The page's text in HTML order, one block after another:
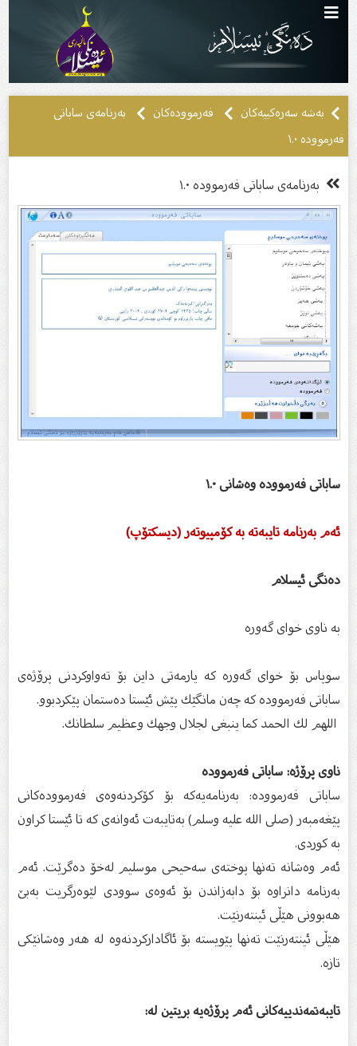
بەشە سەرەکییەکان فەرموودەکان
بەرنامەی ساباتی
فه‌رمووده ١.٠
بەرنامەی ساباتی فه‌رمووده ١.٠
ساباتی فه‌رمووده وه‌شانی ١.٠
ئەم بەرنامە تايبەتە بە كۆمپيوتەر (ديسكتۆپ)
ده‌نگی ئیسلام
به ناوی خوای گه‌وره‌
سوپاس بۆ خوای گه‌وره که یارمه‌تی داین بۆ ته‌واوکردنی پرۆژه‌ی
ساباتی فه‌رمووده که چه‌ن مانگێك پێش ئێستا ده‌ستمان پێکردبوو.
اللهم لك الحمد كما ينبغى لجلال وجهك وعظيم سلطانك.
ناوی پرۆژه: ساباتی فه‌رمووده
ساباتی فه‌رمووده: به‌رنامه‌یه‌که بۆ کۆکردنه‌وه‌ی فه‌رمووده‌کانی
پێغه‌مبه‌ر (صلى الله عليه وسلم) به‌تایبه‌ت ئه‌وانه‌ی که تا ئێستا کراون
به کوردی.
ئه‌م وه‌شانه ته‌نها پوخته‌ی سه‌حیحی موسلیم له‌خۆ ده‌گرێت. ئه‌م
به‌رنامه دانراوه بۆ دابه‌زاندن بۆ ئه‌وه‌ی سوودی لێوه‌رگریت به‌بێ
هه‌بوونی هێڵی ئینتەرنێت.
هێڵی ئینتەرنێت ته‌نها پێویسته بۆ ئاگادارکردنه‌وه‌ له هه‌ر وه‌شانێکی
تازه.
تایبه‌تمه‌ندییه‌کانی ئه‌م پرۆژه‌یه بریتین له: